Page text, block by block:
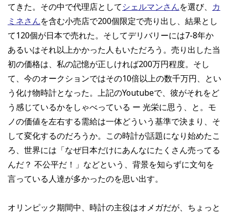
てきた。その中で代理店としてシェルマンさんを選び、 カ
ミネさんを含む小売店で200個限定で売り出し、結果とし
て120個が日本で売れた。そしてデリバリーには7-8年か
あるいはそれ以上かかった人もいただろう。売り出した当
初の価格は、私の記憶が正しければ200万円程度。そし
て、今のオークションではその10倍以上の数千万円、とい
う化け物時計となった。上記のYoutubeで、彼がそれをど
う感じているかをしゃべっている ー 光栄に思う、と。モ
ノの価値を左右する需給は一体どういう基準で決まり、そ
して変化するのだろうか。この時計が話題になり始めたこ
ろ、世界には「なぜ日本だけにあんなにたくさん売ってる
んだ？ 不公平だ！」などという、背景を知らずに文句を
言っている人達が多かったのを思い出す。
オリンピック期間中、時計の主役はオメガだが、ちょっと